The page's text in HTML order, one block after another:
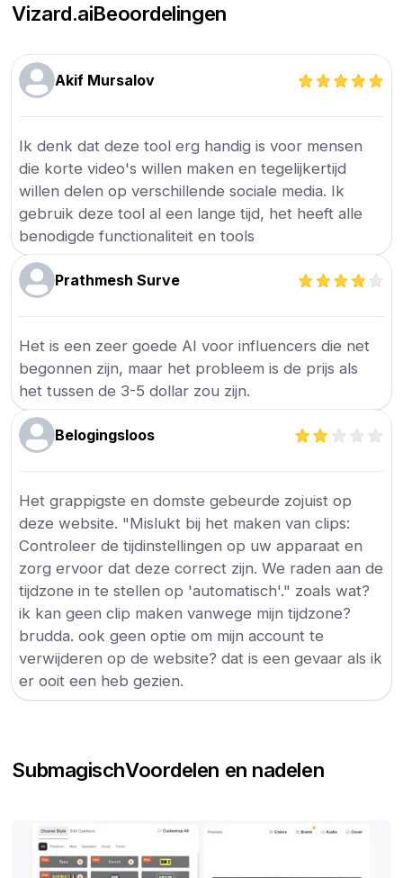
Vizard.aiBeoordelingen
Akif Mursalov
Ik denk dat deze tool erg handig is voor mensen
die korte video's willen maken en tegelijkertijd
willen delen op verschillende sociale media. Ik
gebruik deze tool al een lange tijd, het heeft alle
benodigde functionaliteit en tools
Prathmesh Surve
Het is een zeer goede AI voor influencers die net
begonnen zijn, maar het probleem is de prijs als
het tussen de 3-5 dollar zou zijn.
Belogingsloos
Het grappigste en domste gebeurde zojuist op
deze website. "Mislukt bij het maken van clips:
Controleer de tijdinstellingen op uw apparaat en
zorg ervoor dat deze correct zijn. We raden aan de
tijdzone in te stellen op 'automatisch'." zoals wat?
ik kan geen clip maken vanwege mijn tijdzone?
brudda. ook geen optie om mijn account te
verwijderen op de website? dat is een gevaar als ik
er ooit een heb gezien.
SubmagischVoordelen en nadelen